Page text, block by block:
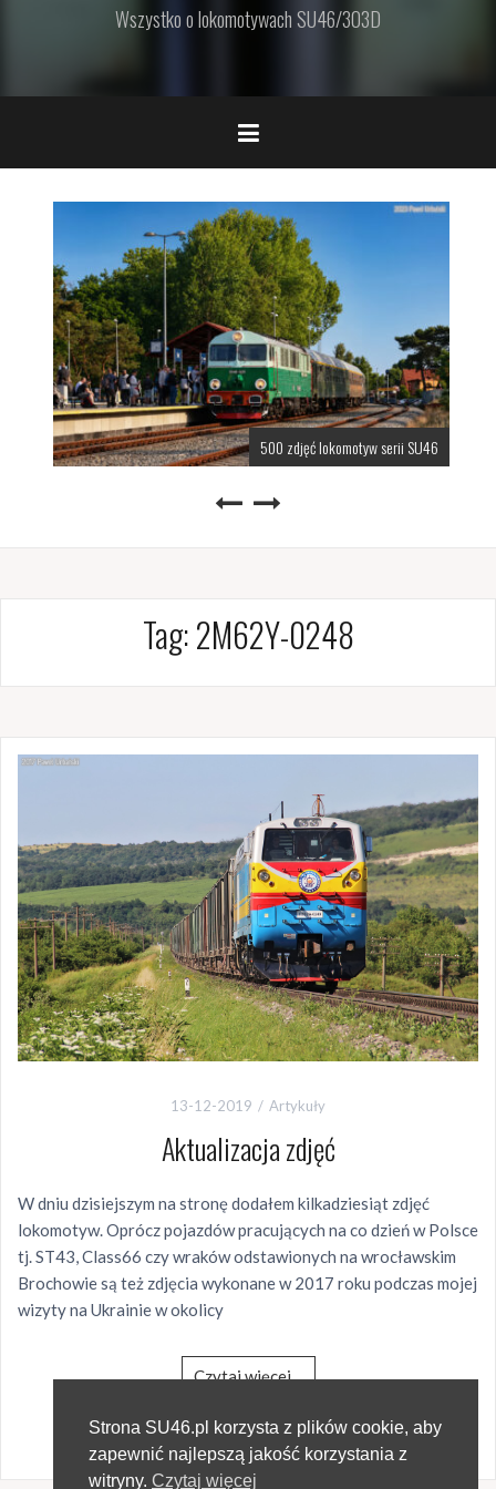
Wszystko o lokomotywach SU46/303D
500 zdjęć lokomotyw serii SU46
Tag:2M62Y-0248
13-12-2019 Artykuły
Aktualizacja zdjęć
W dniu dzisiejszym na stronę dodałem kilkadziesiąt zdjęć
lokomotyw. Oprócz pojazdów pracujących na co dzień w Polsce
tj. ST43, Class66 czy wraków odstawionych na wrocławskim
Brochowie są też zdjęcia wykonane w 2017 roku podczas mojej
wizyty na Ukrainie w okolicy
Czytaj więcej…
321 wyświetlenia
Strona SU46.pl korzysta z plików cookie, aby
zapewnić najlepszą jakość korzystania z
witryny. Czytaj więcej